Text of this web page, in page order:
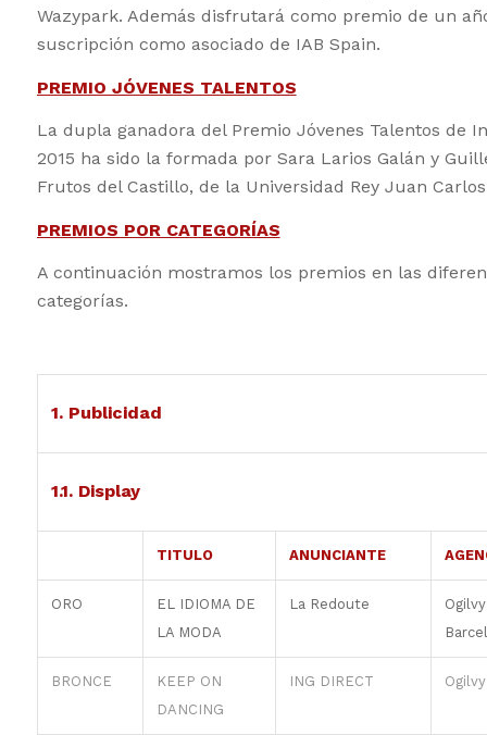
Wazypark. Además disfrutará como premio de un
suscripción como asociado de IAB Spain.
PREMIO JÓVENES TALENTOS
La dupla ganadora del Premio Jóvenes Talentos de
2015 ha sido la formada por Sara Larios Galán y
Frutos del Castillo, de la Universidad Rey Juan
PREMIOS POR CATEGORÍAS
A continuación mostramos los premios en las
categorías.
1. Publicidad
1.1. Display
TITULO ANUNCIANTE
ORO
EL IDIOMA DE
LA MODA
La Redoute
Ogilvy
BRONCE
KEEP ON
DANCING
ING DIRECT